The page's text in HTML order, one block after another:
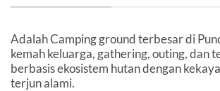
Adalah Camping ground terbesar di
kemah keluarga, gathering, outing, dan
berbasis ekosistem hutan dengan
terjun alami.